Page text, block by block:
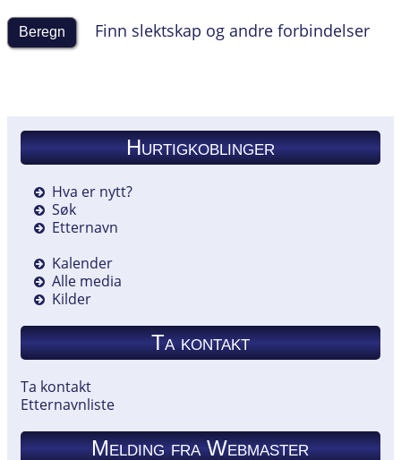
Finn slektskap og andre forbindelser
Hurtigkoblinger
Hva er nytt?
Søk
Etternavn
Kalender
Alle media
Kilder
Ta kontakt
Ta kontakt
Etternavnliste
Melding fra Webmaster